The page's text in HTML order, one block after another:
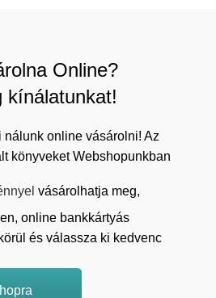
Online?
kínálatunkat!
nálunk online vásárolni! Az
könyveket Webshopunkban
vásárolhatja meg,
online bankkártyás
és válassza ki kedvenc